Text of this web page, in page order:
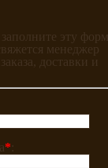
эту
менеджер
доставки и
*